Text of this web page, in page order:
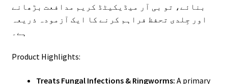
بنائے، تو بی آر میڈیکیٹڈ کریم مدافعت بڑھانے
اور جِلدی تحفظ فراہم کرنے کا ایک آزمودہ ذریعہ
ہے۔
Product Highlights:
Treats Fungal Infections & Ringworms: A primary